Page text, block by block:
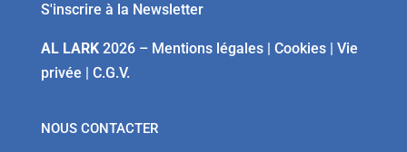
S'inscrire à la Newsletter
AL LARK2026 – Mentions légales| Cookies| Vie
privée | C.G.V.
NOUS CONTACTER